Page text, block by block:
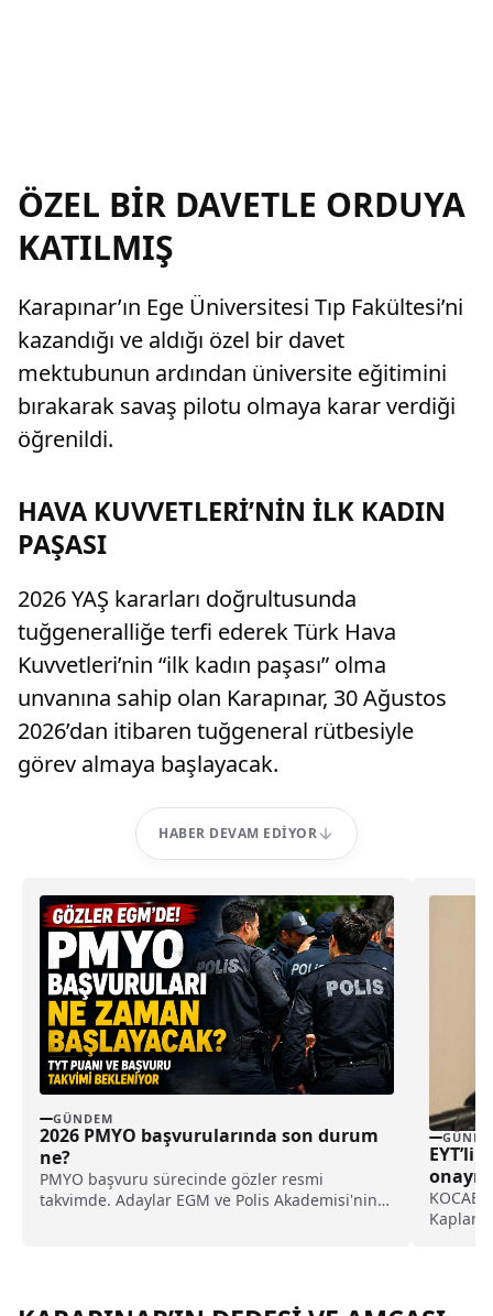
ÖZEL BİR DAVETLE ORDUYA
KATILMIŞ
Karapınar’ın Ege Üniversitesi Tıp Fakültesi’ni
kazandığı ve aldığı özel bir davet
mektubunun ardından üniversite eğitimini
bırakarak savaş pilotu olmaya karar verdiği
öğrenildi.
HAVA KUVVETLERİ’NİN İLK KADIN
PAŞASI
2026 YAŞ kararları doğrultusunda
tuğgeneralliğe terfi ederek Türk Hava
Kuvvetleri’nin “ilk kadın paşası” olma
unvanına sahip olan Karapınar, 30 Ağustos
2026’dan itibaren tuğgeneral rütbesiyle
görev almaya başlayacak.
HABER DEVAM EDIYOR
GÜNDEM
2026 PMYO başvurularında son durum
ne?
PMYO başvuru sürecinde gözler resmi
takvimde. Adaylar EGM ve Polis Akademisi'nin
onayı
Kaplan